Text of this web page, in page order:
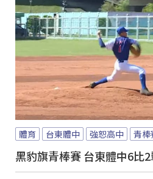
體育 台東體中 強恕高中 青棒
黑豹旗青棒賽 台東體中6比